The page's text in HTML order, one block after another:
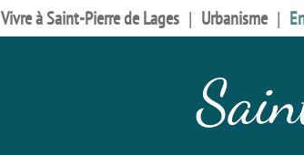
Vivre à Saint-Pierre de Lages Urbanisme